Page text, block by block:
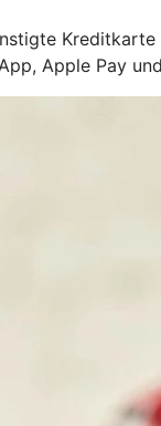
Kreditkarte
Apple Pay